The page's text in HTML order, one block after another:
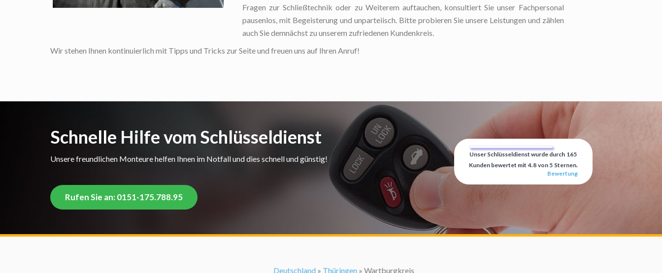
Fragen zur Schließtechnik oder zu Weiterem auftauchen, konsultiert Sie unser Fachpersonal
pausenlos, mit Begeisterung und unparteiisch. Bitte probieren Sie unsere Leistungen und zählen
auch Sie demnächst zu unserem zufriedenen Kundenkreis.
Wir stehen Ihnen kontinuierlich mit Tipps und Tricks zur Seite und freuen uns auf Ihren Anruf!
Schnelle Hilfe vom Schlüsseldienst
Unsere freundlichen Monteure helfen Ihnen im Notfall und dies schnell und günstig!
Rufen Sie an: 0151-175.788.95
Unser Schlüsseldienst wurde durch 165
Kunden bewertet mit 4.8 von 5 Sternen.
Bewertung
Deutschland»Thüringen» Wartburgkreis